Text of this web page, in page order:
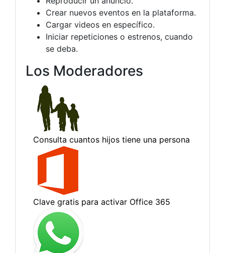
Crear nuevos eventos en la plataforma.
Cargar videos en específico.
Iniciar repeticiones o estrenos, cuando
se deba.
Los Moderadores